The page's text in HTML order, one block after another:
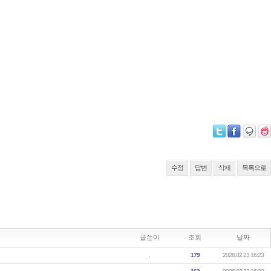
수정 답변 삭제 목록으로
글쓴이 조회 날짜
. 179 2026.02.23 16:23